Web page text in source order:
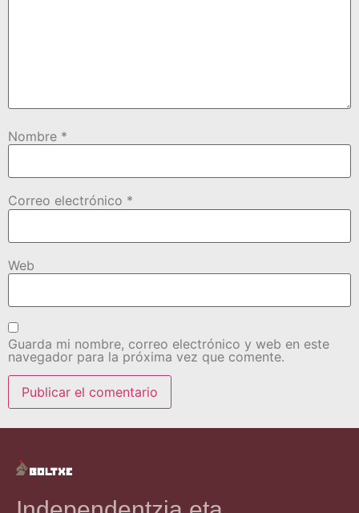
Nombre *
Correo electrónico *
Web
Guarda mi nombre, correo electrónico y web en este
navegador para la próxima vez que comente.